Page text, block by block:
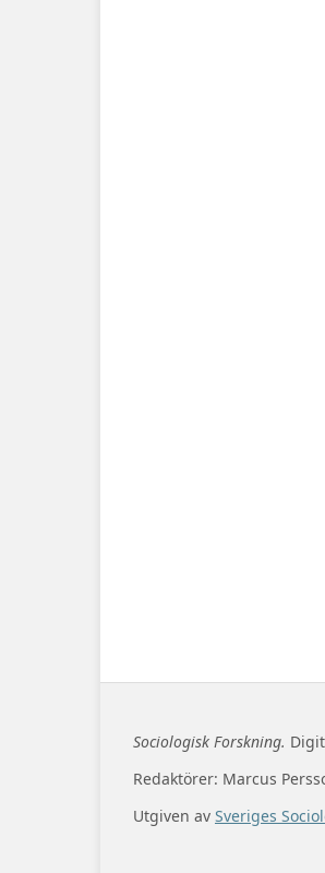
Sociologisk Forskning.
Redaktörer: Marcus
Utgiven av Sveriges